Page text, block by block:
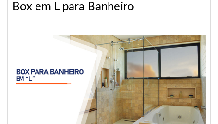
Box em L para Banheiro